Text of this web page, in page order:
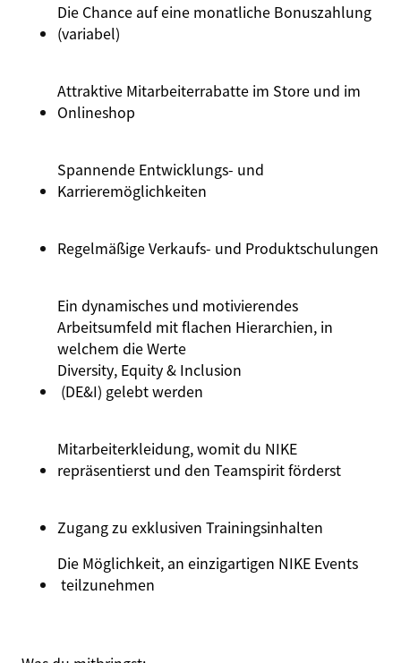
Die Chance auf eine monatliche Bonuszahlung
(variabel)
Attraktive Mitarbeiterrabatte im Store und im
Onlineshop
Spannende Entwicklungs- und
Karrieremöglichkeiten
RegelmäßigeVerkaufs- und Produktschulungen
Ein dynamisches und motivierendes
Arbeitsumfeld mit flachen Hierarchien, in
welchem die Werte
Diversity, Equity & Inclusion
(DE&I) gelebt werden
Mitarbeiterkleidung, womit du NIKE
repräsentierst und den Teamspirit förderst
Zugangzu exklusiven Trainingsinhalten
Die Möglichkeit, an einzigartigen NIKE Events
teilzunehmen